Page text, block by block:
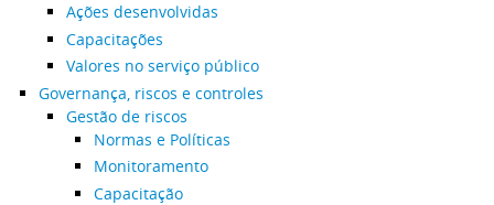
Ações desenvolvidas
Capacitações
Valores no serviço público
Governança, riscos e controles
Gestão de riscos
Normas e Políticas
Monitoramento
Capacitação